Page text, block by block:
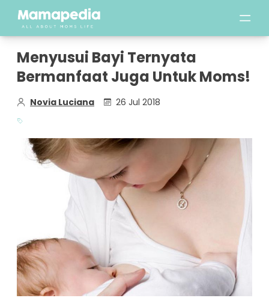
Menyusui Bayi Ternyata
Bermanfaat Juga Untuk Moms!
Novia Luciana 26 Jul 2018